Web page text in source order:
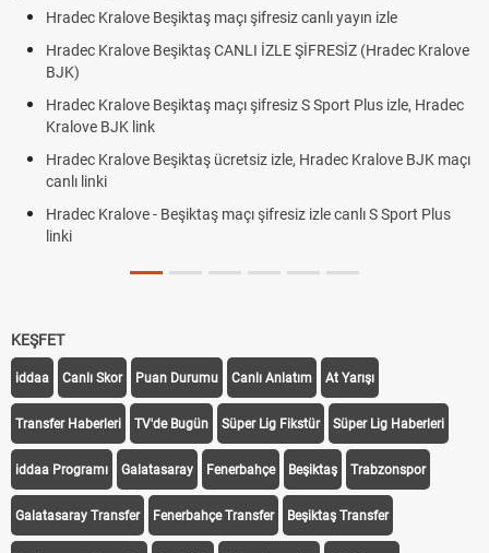
Hradec Kralove Beşiktaş maçı şifresiz canlı yayın izle
Hradec Kralove Beşiktaş CANLI İZLE ŞİFRESİZ (Hradec Kralove
BJK)
Hradec Kralove Beşiktaş maçı şifresiz S Sport Plus izle, Hradec
Kralove BJK link
Hradec Kralove Beşiktaş ücretsiz izle, Hradec Kralove BJK maçı
canlı linki
Hradec Kralove - Beşiktaş maçı şifresiz izle canlı S Sport Plus
linki
KEŞFET
iddaa Canlı Skor Puan Durumu Canlı Anlatım At Yarışı
Transfer Haberleri TV'de Bugün Süper Lig Fikstür Süper Lig Haberleri
iddaa Programı Galatasaray Fenerbahçe Beşiktaş Trabzonspor
Galatasaray Transfer Fenerbahçe Transfer Beşiktaş Transfer